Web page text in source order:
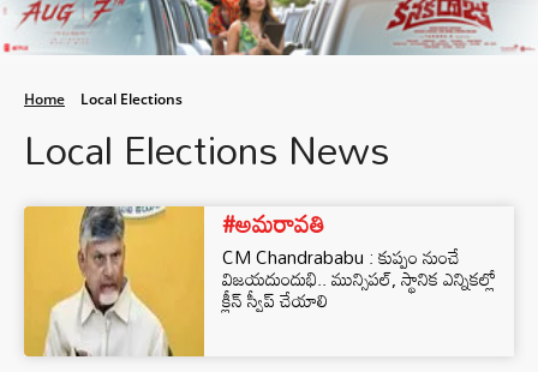
Home Local Elections
Local Elections News
#అమరావతి
CM Chandrababu : కుప్పం నుంచే
విజయదుందుభి.. మున్సిపల్, స్థానిక ఎన్నికల్లో
క్లీన్ స్వీప్ చేయాలి